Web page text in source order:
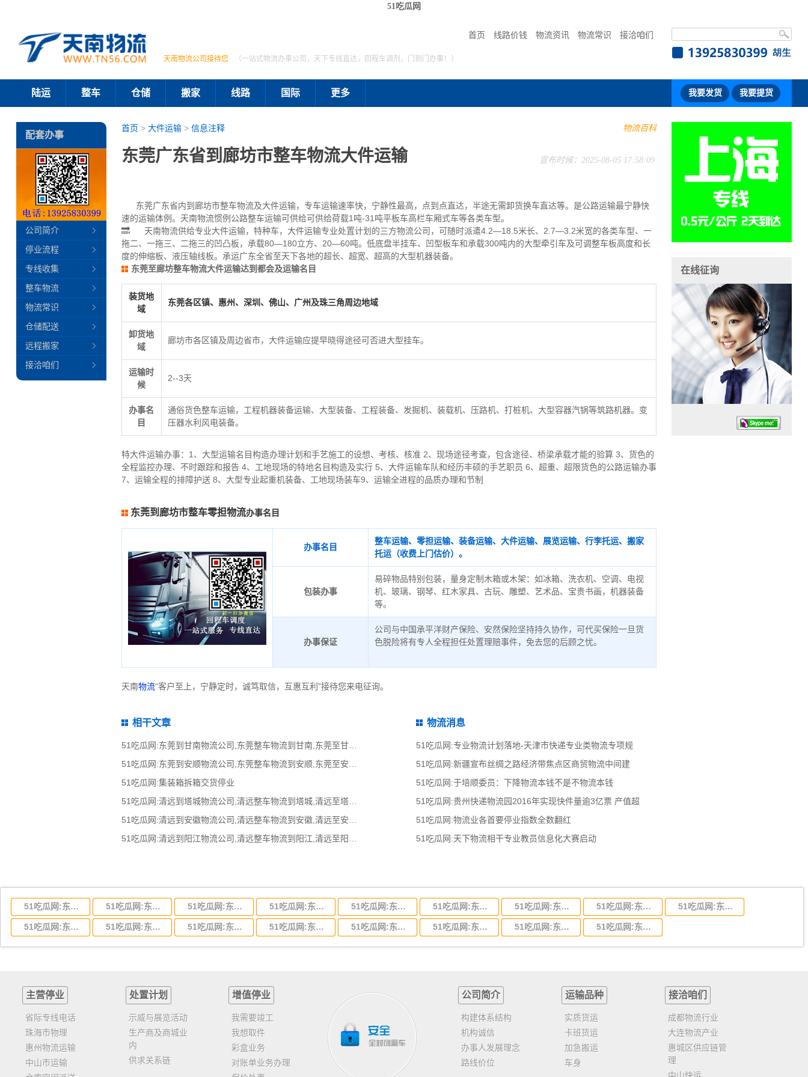
51吃瓜网
首页 线路价钱 物流资讯 物流常识 接洽咱们
天南物流公司接待您 （一站式物流办事公司，天下专线直达，回程车调剂，门到门办事！）
陆运 整车 仓储 搬家 线路 国际 更多 我要发货 我要提货
物流百科
首页 > 大件运输> 信息注释
东莞广东省到廊坊市整车物流大件运输 宣布时候：2025-08-05 17:58:09
东莞广东省内到廊坊市整车物流及大件运输，专车运输速率快，宁静性最高，点到点直达，半途无需卸货换车直达等。是公路运输最宁静快
速的运输体例。天南物流惯例公路整车运输可供给可供给荷载1吨-31吨平板车高栏车厢式车等各类车型。
🔜 天南物流供给专业大件运输，特种车，大件运输专业处置计划的三方物流公司，可随时派遣4.2—18.5米长、2.7—3.2米宽的各类车型、一
拖二、一拖三、二拖三的凹凸板，承载80—180立方、20—60吨。低底盘半挂车、凹型板车和承载300吨内的大型牵引车及可调整车板高度和长
度的伸缩板、液压轴线板。承运广东全省至天下各地的超长、超宽、超高的大型机器装备。
东莞至廊坊整车物流大件运输达到都会及运输名目
装货地
域
东莞各区镇、惠州、深圳、佛山、广州及珠三角周边地域
卸货地
域
廊坊市各区镇及周边省市，大件运输应提早晓得途径可否进大型挂车。
运输时
候
2--3天
办事名
目
通俗货色整车运输，工程机器装备运输、大型装备、工程装备、发掘机、装载机、压路机、打桩机、大型容器汽锅等筑路机器。变
压器水利风电装备。
特大件运输办事：1、大型运输名目构造办理计划和手艺施工的设想、考核、核准 2、现场途径考查，包含途径、桥梁承载才能的验算 3、货色的
全程监控办理、不时跟踪和报告 4、工地现场的特地名目构造及实行 5、大件运输车队和经历丰硕的手艺职员 6、超重、超限货色的公路运输办事
7、运输全程的排障护送 8、大型专业起重机装备、工地现场装车9、运输全进程的品质办理和节制
东莞到廊坊市整车零担物流办事名目
办事名目
整车运输、零担运输、装备运输、大件运输、展览运输、行李托运、搬家
托运（收费上门估价）。
包装办事
易碎物品特别包装，量身定制木箱或木架：如冰箱、洗衣机、空调、电视
机、玻璃、钢琴、红木家具、古玩、雕塑、艺术品、宝贵书画，机器装备
等。
办事保证
公司与中国承平洋财产保险、安然保险坚持持久协作，可代买保险一旦货
色脱险将有专人全程担任处置理赔事件，免去您的后顾之忧。
天南物流“客户至上，宁静定时，诚笃取信，互惠互利”接待您来电征询。
相干文章
51吃瓜网:东莞到甘南物流公司,东莞整车物流到甘南,东莞至甘南物流专线 - 天南
51吃瓜网:集装箱拆箱交货停业
51吃瓜网:清远到塔城物流公司,清远整车物流到塔城,清远至塔城物流专线 - 天南
物流消息
51吃瓜网:专业物流计划落地-天津市快递专业类物流专项规
51吃瓜网:新疆宣布丝绸之路经济带焦点区商贸物流中间建
51吃瓜网:于培顺委员：下降物流本钱不是不物流本钱
51吃瓜网:贵州快递物流园2016年实现快件量逾3亿票 产值超
51吃瓜网:物流业各首要停业指数全数翻红
51吃瓜网:天下物流相干专业教员信息化大赛启动
配套办事
公司简介
停业流程
专线收集
整车物流
物流常识
仓储配送
远程搬家
接洽咱们
在线征询
51吃瓜网:东莞到湖北省物流专线,东莞到湖北省物流公司 51吃瓜网:东莞到河南省物流专线,东莞到河南省物流公司 51吃瓜网:东莞到湖南省物流专线,东莞到湖南省物流公司 51吃瓜网:东莞到河北省物流专线,东莞到河北省物流公司 51吃瓜网:东莞到吉林省物流运输,东莞到吉林省物流公司 51吃瓜网:东莞到甘肃省物流运输,东莞到甘肃省物流公司 51吃瓜网:东莞到陕西省物流运输,东莞到陕西省物流公司 51吃瓜网:东莞到贵州省物流运输,东莞到贵州省物流公司 51吃瓜网:东莞到四川省物流专线,东莞到四川省物流公司
51吃瓜网:东莞到云南省物流运输,东莞到云南省物流公司 51吃瓜网:东莞到江西省物流专线,东莞到江西省物流公司 51吃瓜网:东莞到安徽省物流专线,东莞到安徽省物流公司 51吃瓜网:东莞到山东省物流专线,东莞到山东省物流公司 51吃瓜网:东莞到江苏物流专线运输,东莞到江苏省物流公司 51吃瓜网:东莞到浙江省物流运输,东莞到浙江省物流公司 51吃瓜网:东莞到福建省物流运输,东莞到福建省物流公司 51吃瓜网:东莞到广西物流专线,东莞到广西物流公司
主营停业
省际专线电话
珠海市物理
惠州物流运输
中山市运输
处置计划
示威与展览活动
生产商及商城业
内
供求关系链
增值停业
我需要竣工
我想取件
彩盒业务
对账单业务办理
公司简介
构建体系结构
机构诚信
办事人发展理念
路线价位
运输品种
实质货运
卡班货运
加急搬运
车身
接洽咱们
成都物流行业
大连物流产业
惠城区供应链管
理